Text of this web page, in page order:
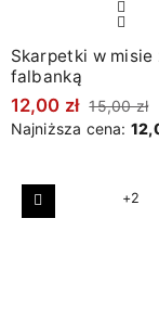
Skarpetki w misie
falbanką
12,00 zł 15,00 zł
Najniższa cena:
+2
Poprzedni